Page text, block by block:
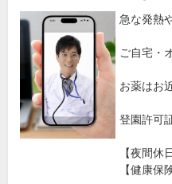
急な発熱
ご自宅・
お薬はお
登園許可
【夜間休
【健康保